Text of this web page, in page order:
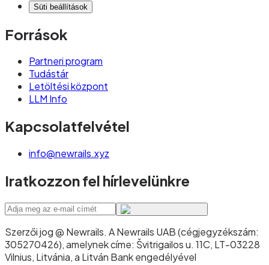
Süti beállítások
Források
Partneri program
Tudástár
Letöltési központ
LLM Info
Kapcsolatfelvétel
info@newrails.xyz
Iratkozzon fel hírlevelünkre
Szerzői jog @ Newrails. A Newrails UAB (cégjegyzékszám:
305270426), amelynek címe: Švitrigailos u. 11C, LT-03228
Vilnius, Litvánia, a Litván Bank engedélyével